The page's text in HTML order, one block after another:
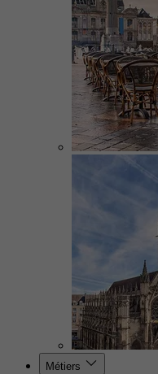
Métiers